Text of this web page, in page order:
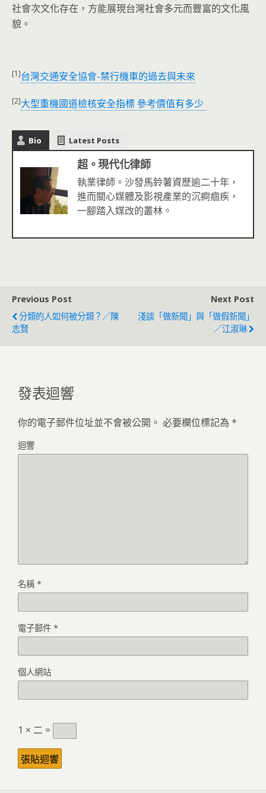
社會次文化存在，方能展現台灣社會多元而豐富的文化風
貌。
[1]台灣交通安全協會-禁行機車的過去與未來
[2]大型重機國道檢核安全指標 參考價值有多少
Bio Latest Posts
超。現代化律師
執業律師。沙發馬鈴薯資歷逾二十年，
進而關心媒體及影視產業的沉痾痼疾，
一腳踏入媒改的叢林。
Previous Post
分類的人如何被分類？／陳
志賢
Next Post
淺談「做新聞」與「做假新聞」
／江淑琳
發表迴響
你的電子郵件位址並不會被公開。 必要欄位標記為 *
迴響
名稱 *
電子郵件 *
個人網站
1 × 二 =